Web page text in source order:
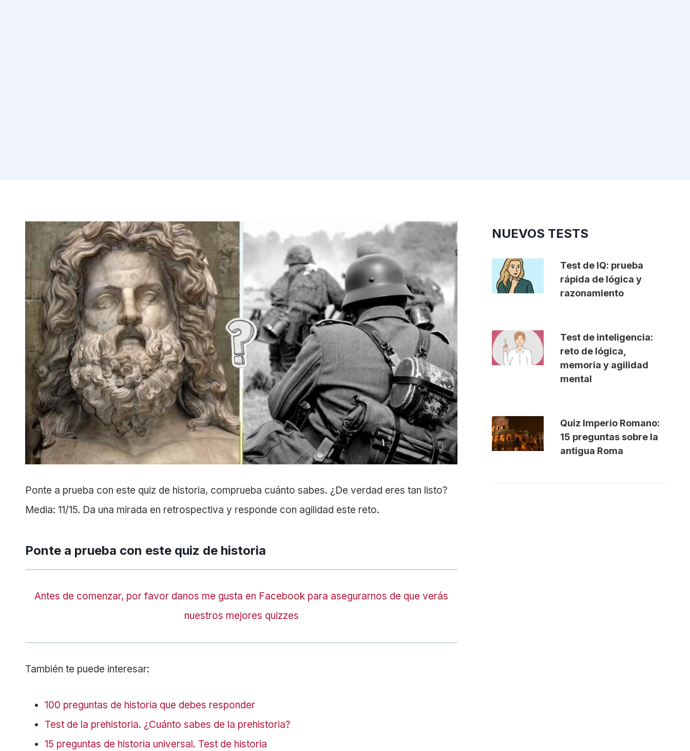
Ponte a prueba con este quiz de historia, comprueba cuánto sabes. ¿De verdad eres tan listo?
Media: 11/15. Da una mirada en retrospectiva y responde con agilidad este reto.
Ponte a prueba con este quiz de historia
Antes de comenzar, por favor danos me gusta en Facebook para asegurarnos de que verás
nuestros mejores quizzes
También te puede interesar:
100 preguntas de historia que debes responder
Test de la prehistoria. ¿Cuánto sabes de la prehistoria?
15 preguntas de historia universal. Test de historia
NUEVOS TESTS
Test de IQ: prueba
rápida de lógica y
razonamiento
Test de inteligencia:
reto de lógica,
memoria y agilidad
mental
Quiz Imperio Romano:
15 preguntas sobre la
antigua Roma